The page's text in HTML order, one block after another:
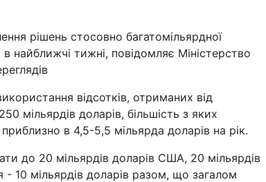
рішень стосовно багатомільярдної
найближчі тижні, повідомляє Міністерство
відсотків, отриманих від
мільярдів доларів, більшість з яких
в 4,5-5,5 мільярда доларів на рік.
до 20 мільярдів доларів США, 20 мільярдів
10 мільярдів доларів разом, що загалом